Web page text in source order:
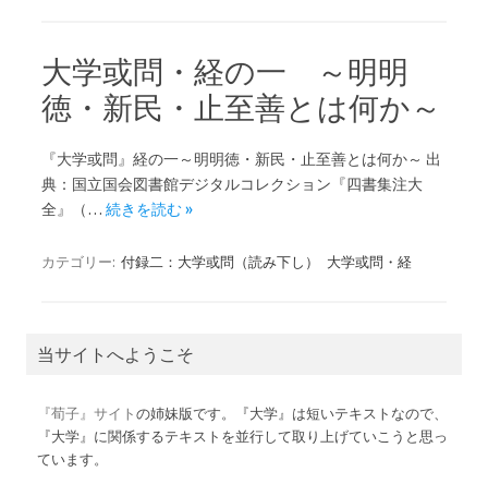
大学或問・経の一 ～明明
徳・新民・止至善とは何か～
『大学或問』経の一～明明徳・新民・止至善とは何か～ 出
典：国立国会図書館デジタルコレクション『四書集注大
全』（… 続きを読む »
カテゴリー: 付録二：大学或問（読み下し） 大学或問・経
当サイトへようこそ
『荀子』サイト の姉妹版です。『大学』は短いテキストなので、
『大学』に関係するテキストを並行して取り上げていこうと思っ
ています。